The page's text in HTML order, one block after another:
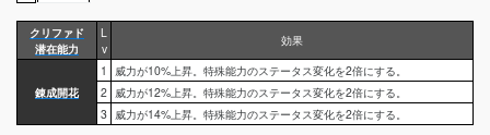
クリファド
潜在能力
L
v
効果
錬成開花
1
威力が10%上昇。特殊能力のステータス変化を2倍にする。
2 威力が12%上昇。特殊能力のステータス変化を2倍にする。
3 威力が14%上昇。特殊能力のステータス変化を2倍にする。